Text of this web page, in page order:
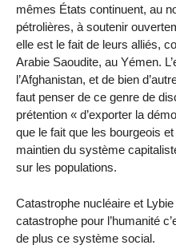
mêmes États continuent, au
pétrolières, à soutenir
elle est le fait de leurs alliés,
Arabie Saoudite, au Yémen.
l’Afghanistan, et de bien
faut penser de ce genre de
prétention « d’exporter la
que le fait que les bourgeois et
maintien du système
sur les populations.
Catastrophe nucléaire et
catastrophe pour l’humanité
de plus ce système social.